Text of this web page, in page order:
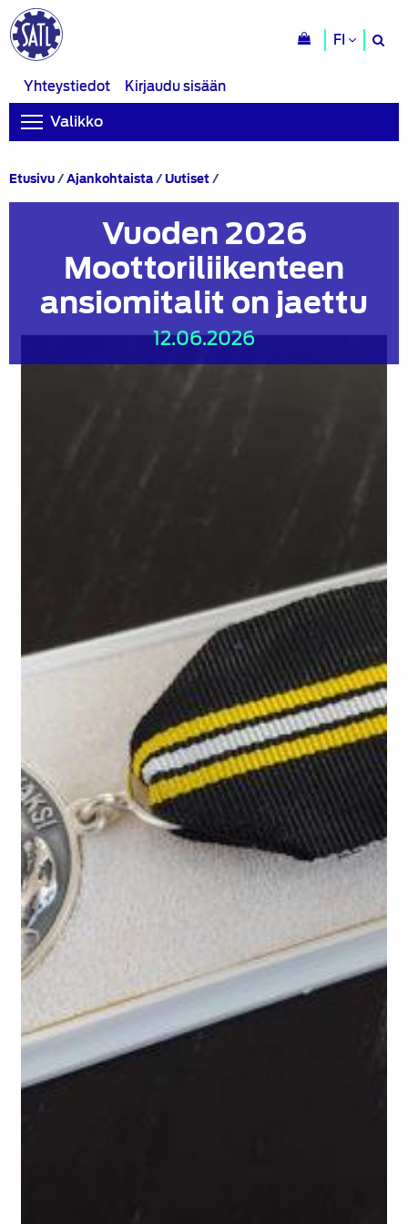
FI
Yhteystiedot
Kirjaudu sisään
Valikko
Etusivu/Ajankohtaista/Uutiset/Vuoden
ansiomitalit
on
jaettu
Vuoden 2026
Moottoriliikenteen
ansiomitalit on jaettu
12.06.2026